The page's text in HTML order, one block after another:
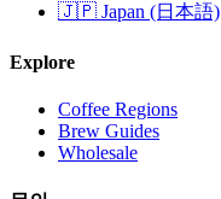
🇯🇵 Japan (日本語)
Explore
Coffee Regions
Brew Guides
Wholesale